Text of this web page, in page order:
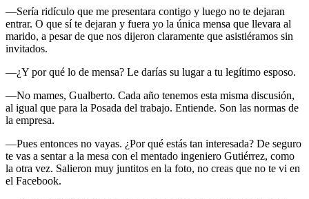
―Sería ridículo que me presentara contigo y luego no te dejaran
entrar. O que sí te dejaran y fuera yo la única mensa que llevara al
marido, a pesar de que nos dijeron claramente que asistiéramos sin
invitados.
―¿Y por qué lo de mensa? Le darías su lugar a tu legítimo esposo.
―No mames, Gualberto. Cada año tenemos esta misma discusión,
al igual que para la Posada del trabajo. Entiende. Son las normas de
la empresa.
―Pues entonces no vayas. ¿Por qué estás tan interesada? De seguro
te vas a sentar a la mesa con el mentado ingeniero Gutiérrez, como
la otra vez. Salieron muy juntitos en la foto, no creas que no te vi en
el Facebook.